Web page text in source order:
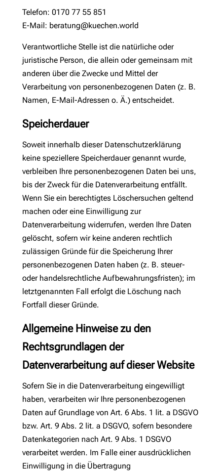
Telefon: 0170 77 55 851
E-Mail: beratung@kuechen.world
Verantwortliche Stelle ist die natürliche oder
juristische Person, die allein oder gemeinsam mit
anderen über die Zwecke und Mittel der
Verarbeitung von personenbezogenen Daten (z. B.
Namen, E-Mail-Adressen o. Ä.) entscheidet.
Speicherdauer
Soweit innerhalb dieser Datenschutzerklärung
keine speziellere Speicherdauer genannt wurde,
verbleiben Ihre personenbezogenen Daten bei uns,
bis der Zweck für die Datenverarbeitung entfällt.
Wenn Sie ein berechtigtes Löschersuchen geltend
machen oder eine Einwilligung zur
Datenverarbeitung widerrufen, werden Ihre Daten
gelöscht, sofern wir keine anderen rechtlich
zulässigen Gründe für die Speicherung Ihrer
personenbezogenen Daten haben (z. B. steuer-
oder handelsrechtliche Aufbewahrungsfristen); im
letztgenannten Fall erfolgt die Löschung nach
Fortfall dieser Gründe.
Allgemeine Hinweise zu den
Rechtsgrundlagen der
Datenverarbeitung auf dieser Website
Sofern Sie in die Datenverarbeitung eingewilligt
haben, verarbeiten wir Ihre personenbezogenen
Daten auf Grundlage von Art. 6 Abs. 1 lit. a DSGVO
bzw. Art. 9 Abs. 2 lit. a DSGVO, sofern besondere
Datenkategorien nach Art. 9 Abs. 1 DSGVO
verarbeitet werden. Im Falle einer ausdrücklichen
Einwilligung in die Übertragung